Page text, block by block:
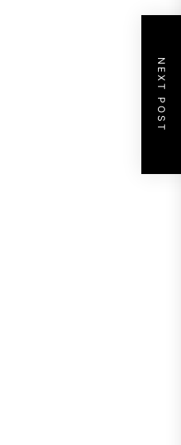
NEXT POST